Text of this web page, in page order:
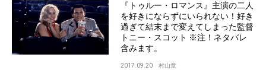
『トゥルー・ロマンス』主演の二人
を好きにならずにいられない！好き
過ぎて結末まで変えてしまった監督
トニー・スコット ※注！ネタバレ
含みます。
2017.09.20 村山章